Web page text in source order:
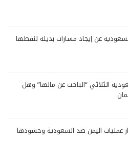
عن إيجاد مسارات بديلة لنفطها
الثلاثي “الباحث عن مالها” وهل
عمليات اليمن ضد السعودية وحشودها